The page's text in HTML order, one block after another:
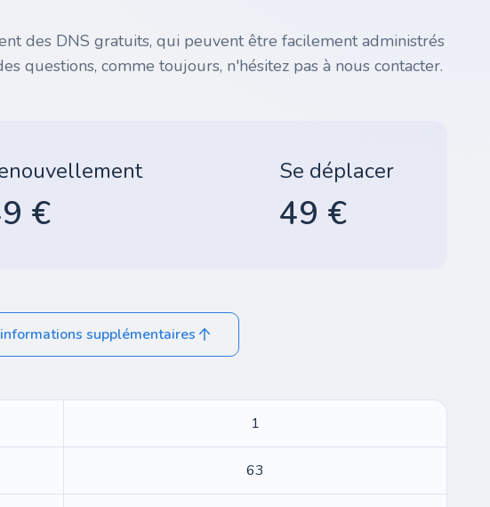
des DNS gratuits, qui peuvent être facilement administrés
questions, comme toujours, n'hésitez pas à nous contacter.
€
Se déplacer
49 €
supplémentaires
1
63